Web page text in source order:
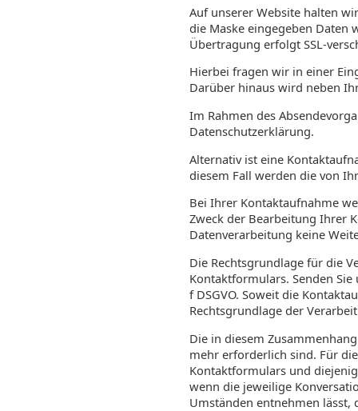
Auf unserer Website halten
die Maske eingegeben Daten
Übertragung erfolgt SSL-
Hierbei fragen wir in einer
Darüber hinaus wird neben
Im Rahmen des
Datenschutzerklärung.
Alternativ ist eine
diesem Fall werden die von
Bei Ihrer Kontaktaufnahme
Zweck der Bearbeitung Ihrer
Datenverarbeitung keine
Die Rechtsgrundlage für die
Kontaktformulars. Senden
f DSGVO. Soweit die
Rechtsgrundlage der
Die in diesem
mehr erforderlich sind. Für
Kontaktformulars und
wenn die jeweilige
Umständen entnehmen lässt,